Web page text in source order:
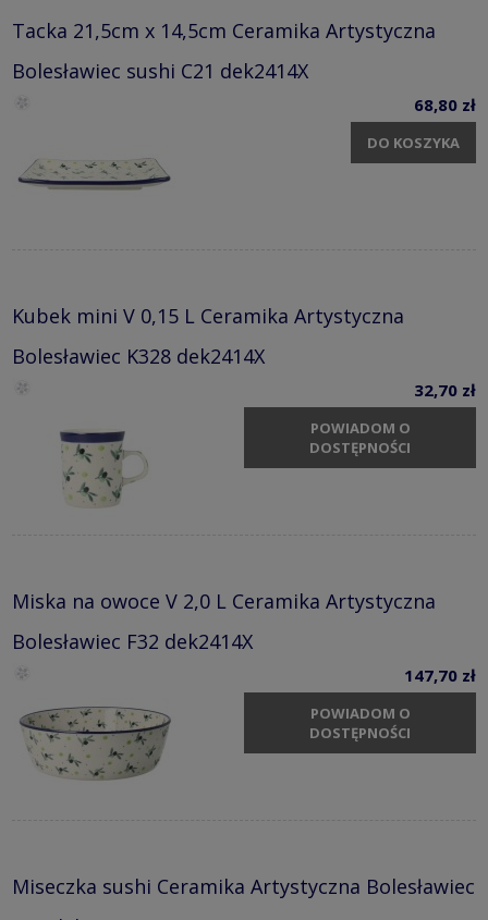
Tacka 21,5cm x 14,5cm Ceramika Artystyczna
Bolesławiec sushi C21 dek2414X
68,80 zł
DO KOSZYKA
Kubek mini V 0,15 L Ceramika Artystyczna
Bolesławiec K328 dek2414X
32,70 zł
POWIADOM O
DOSTĘPNOŚCI
Miska na owoce V 2,0 L Ceramika Artystyczna
Bolesławiec F32 dek2414X
147,70 zł
POWIADOM O
DOSTĘPNOŚCI
Miseczka sushi Ceramika Artystyczna Bolesławiec